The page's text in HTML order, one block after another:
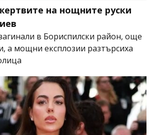
на нощните руски
в Бориспилски район, още
а мощни експлозии разтърсиха